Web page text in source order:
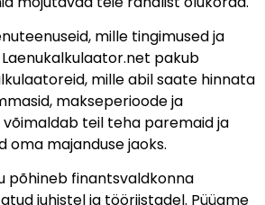
mille tingimused ja
pakub
mille abil saate hinnata
makseperioode ja
võimaldab teil teha paremaid ja
oma majanduse jaoks.
põhineb finantsvaldkonna
juhistel ja tööriistadel. Püüame